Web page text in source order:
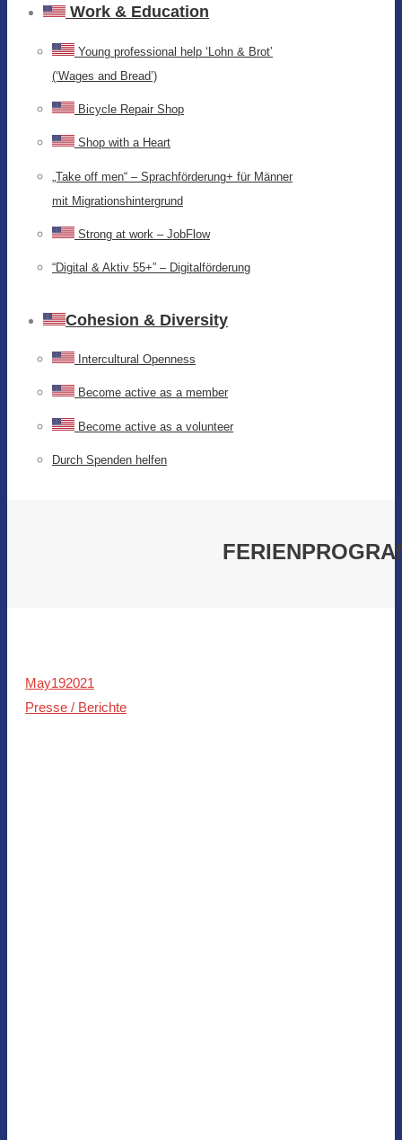
Work & Education
Young professional help ‘Lohn & Brot’
(‘Wages and Bread’)
Bicycle Repair Shop
Shop with a Heart
„Take off men“ – Sprachförderung+ für Männer
mit Migrationshintergrund
Strong at work – JobFlow
“Digital & Aktiv 55+” – Digitalförderung
Cohesion & Diversity
Intercultural Openness
Become active as a member
Become active as a volunteer
Durch Spenden helfen
May192021
Presse / Berichte